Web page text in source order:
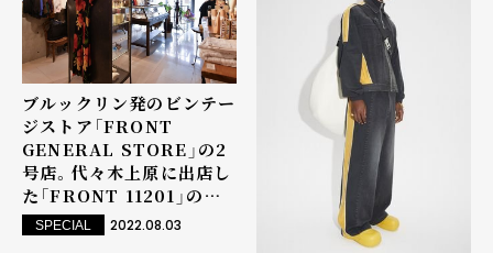
ブルックリン発のビンテー
ジストア「FRONT
GENERAL STORE」の2
号店。代々木上原に出店し
た「FRONT 11201」の魅
力を追う。
SPECIAL 2022.08.03